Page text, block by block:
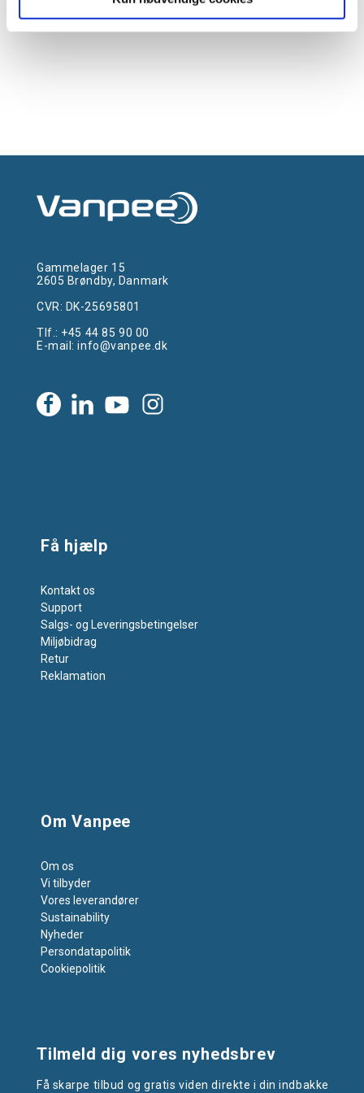
Gammelager 15
2605 Brøndby, Danmark
CVR: DK-25695801
Tlf.: +45 44 85 90 00
E-mail:info@vanpee.dk
Få hjælp
Kontakt os
Support
Salgs- og Leveringsbetingelser
Miljøbidrag
Retur
Reklamation
Om Vanpee
Om os
Vi tilbyder
Vores leverandører
Sustainability
Nyheder
Persondatapolitik
Cookiepolitik
Tilmeld dig vores nyhedsbrev
Få skarpe tilbud og gratis viden direkte i din indbakke